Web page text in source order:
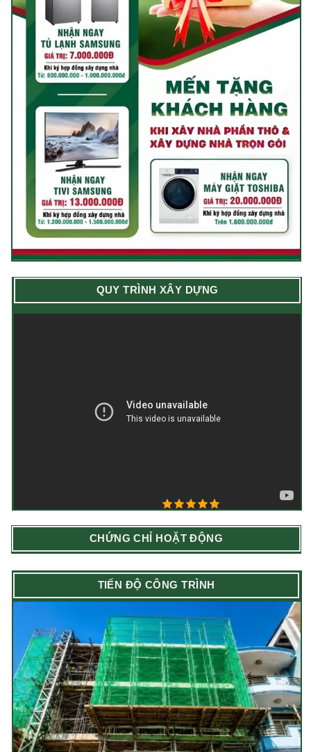
QUY TRÌNH XÂY DỰNG
CHỨNG CHỈ HOẶT ĐỘNG
TIẾN ĐỘ CÔNG TRÌNH